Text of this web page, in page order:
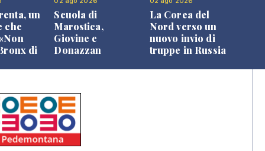
un
che
di
Scuola di
Marostica,
Giovine e
Donazzan
La Corea del
Nord verso un
nuovo invio di
truppe in Russia